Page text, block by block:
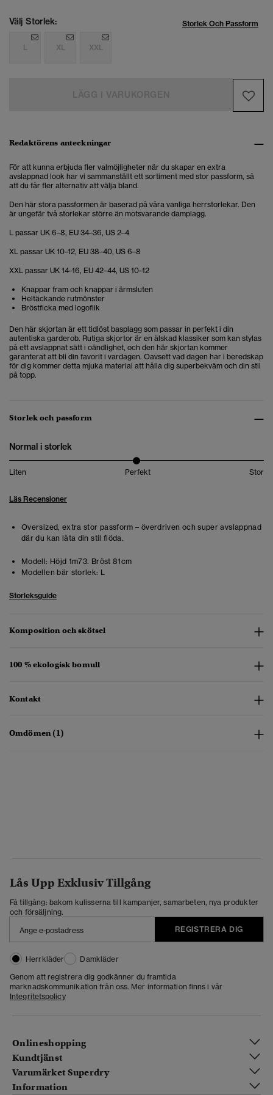
Välj Storlek: Storlek Och Passform
L XL XXL
Redaktörens anteckningar
För att kunna erbjuda fler valmöjligheter när du skapar en extra
avslappnad look har vi sammanställt ett sortiment med stor passform, så
att du får fler alternativ att välja bland.
Den här stora passformen är baserad på våra vanliga herrstorlekar. Den
är ungefär två storlekar större än motsvarande damplagg.
L passar UK 6–8, EU 34–36, US 2–4
XL passar UK 10–12, EU 38–40, US 6–8
XXL passar UK 14–16, EU 42–44, US 10–12
Knappar fram och knappar i ärmsluten
Heltäckande rutmönster
Bröstficka med logoflik
Den här skjortan är ett tidlöst basplagg som passar in perfekt i din
autentiska garderob. Rutiga skjortor är en älskad klassiker som kan stylas
på ett avslappnat sätt i oändlighet, och den här skjortan kommer
garanterat att bli din favorit i vardagen. Oavsett vad dagen har i beredskap
för dig kommer detta mjuka material att hålla dig superbekväm och din stil
på topp.
Storlek och passform
Normal i storlek
Liten Perfekt Stor
Läs Recensioner
Oversized, extra stor passform – överdriven och super avslappnad
där du kan låta din stil flöda.
Modell: Höjd 1m73. Bröst 81cm
Modellen bär storlek: L
Storleksguide
Komposition och skötsel
100 % ekologisk bomull
Kontakt
Omdömen (1)
Lås Upp Exklusiv Tillgång
Få tillgång: bakom kulisserna till kampanjer, samarbeten, nya produkter
och försäljning.
REGISTRERA DIG
Herrkläder
Damkläder
Genom att registrera dig godkänner du framtida
marknadskommunikation från oss. Mer information finns i vår
Integritetspolicy
Onlineshopping
Kundtjänst
Varumärket Superdry
Information